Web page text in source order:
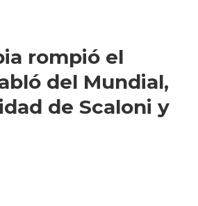
rompió el
del Mundial,
de Scaloni y